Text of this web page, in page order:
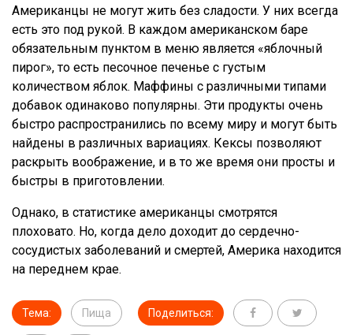
Американцы не могут жить без сладости. У них всегда
есть это под рукой. В каждом американском баре
обязательным пунктом в меню является «яблочный
пирог», то есть песочное печенье с густым
количеством яблок. Маффины с различными типами
добавок одинаково популярны. Эти продукты очень
быстро распространились по всему миру и могут быть
найдены в различных вариациях. Кексы позволяют
раскрыть воображение, и в то же время они просты и
быстры в приготовлении.
Однако, в статистике американцы смотрятся
плоховато. Но, когда дело доходит до сердечно-
сосудистых заболеваний и смертей, Америка находится
на переднем крае.
Тема: Пища Поделиться: